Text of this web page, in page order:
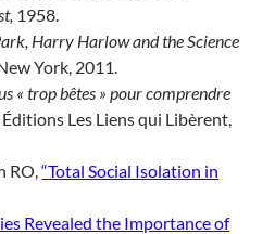
1958.
Harry Harlow and the Science
York, 2011.
« trop bêtes » pour comprendre
Éditions Les Liens qui Libèrent,
RO,“Total Social Isolation in
Revealed the Importance of